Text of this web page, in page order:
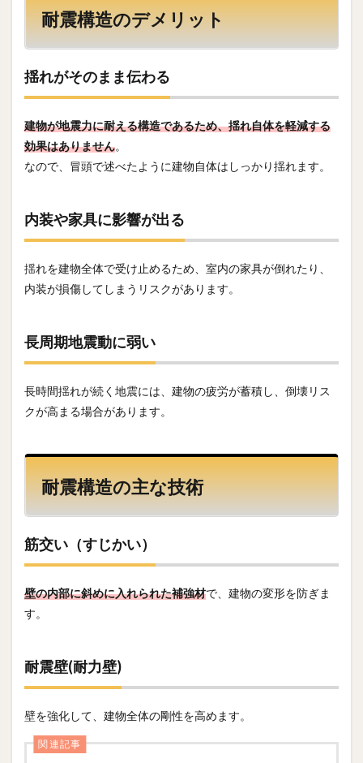
耐震構造のデメリット
揺れがそのまま伝わる
建物が地震力に耐える構造であるため、揺れ自体を軽減する
効果はありません。
なので、冒頭で述べたように建物自体はしっかり揺れます。
内装や家具に影響が出る
揺れを建物全体で受け止めるため、室内の家具が倒れたり、
内装が損傷してしまうリスクがあります。
長周期地震動に弱い
長時間揺れが続く地震には、建物の疲労が蓄積し、倒壊リス
クが高まる場合があります。
耐震構造の主な技術
筋交い（すじかい）
壁の内部に斜めに入れられた補強材で、建物の変形を防ぎま
す。
耐震壁(耐力壁)
壁を強化して、建物全体の剛性を高めます。
関連記事